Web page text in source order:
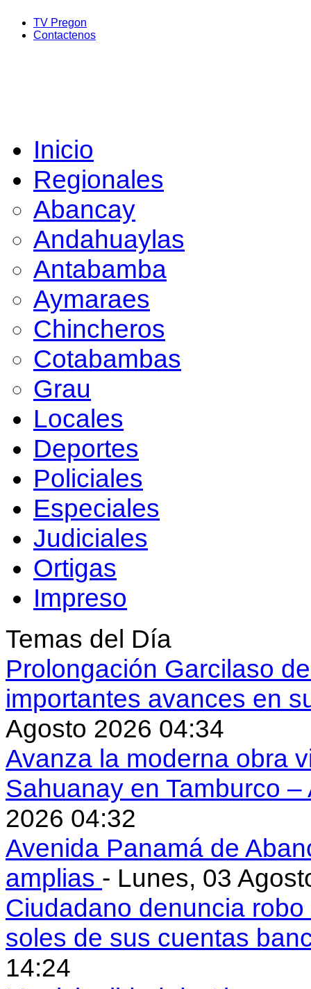
TV Pregon
Contactenos
Inicio
Regionales
Abancay
Andahuaylas
Antabamba
Aymaraes
Chincheros
Cotabambas
Grau
Locales
Deportes
Policiales
Especiales
Judiciales
Ortigas
Impreso
Temas del Día
Prolongación Garcilaso
importantes avances en
Agosto 2026 04:34
Avanza la moderna obra
Sahuanay en Tamburco
2026 04:32
Avenida Panamá de
amplias - Lunes, 03
Ciudadano denuncia
soles de sus cuentas
14:24